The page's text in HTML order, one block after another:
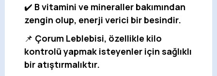
✔️ B vitamini ve mineraller bakımından
zengin olup, enerji verici bir besindir.
📌 Çorum Leblebisi, özellikle kilo
kontrolü yapmak isteyenler için sağlıklı
bir atıştırmalıktır.